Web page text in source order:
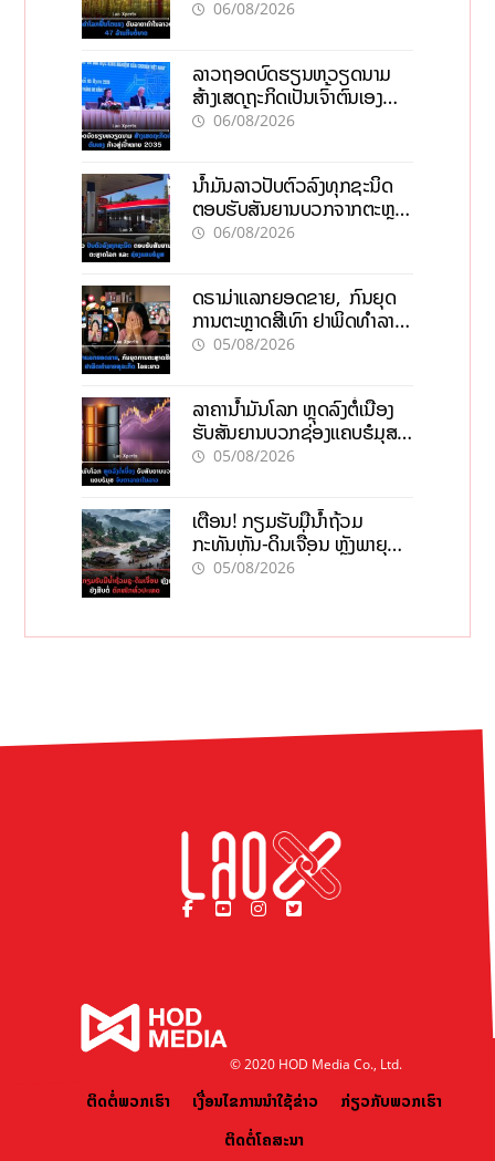
06/08/2026
ລາວຖອດບົດຮຽນຫວຽດນາມ
ສ້າງເສດຖະກິດເປັນເຈົ້າຕົນເອງ
ກ້າວສູ່ເປົ້າໝາຍ 2035
06/08/2026
ນໍ້າມັນລາວປັບຕົວລົງທຸກຊະນິດ
ຕອບຮັບສັນຍານບວກຈາກຕະຫຼາດ
ໂລກ ແລະ ຊ່ອງແຄບຮໍມູສ
06/08/2026
ດຣາມ່າແລກຍອດຂາຍ, ກົນຍຸດ
ການຕະຫຼາດສີເທົາ ຢາພິດທຳລາຍ
ທຸລະກິດ ໄລຍະຍາວ
05/08/2026
ລາຄານ້ຳມັນໂລກ ຫຼຸດລົງຕໍ່ເນື່ອງ
ຮັບສັນຍານບວກຊ່ອງແຄບຮໍມຸສ
ຈັບຕາລາຄາໃນລາວ
05/08/2026
ເຕືອນ! ກຽມຮັບມືນໍ້າຖ້ວມ
ກະທັນຫັນ-ດິນເຈື່ອນ ຫຼັງພາຍຸຝົນ
ຍັງສືບຕໍ່ຕົກໜັກທົ່ວປະເທດ
05/08/2026
© 2020 HOD Media Co., Ltd.
ຕິດຕໍ່ພວກເຮົາ ເງື່ອນໄຂການນຳໃຊ້ຂ່າວ
ກ່ຽວກັບພວກເຮົາ
ຕິດຕໍ່ໂຄສະນາ